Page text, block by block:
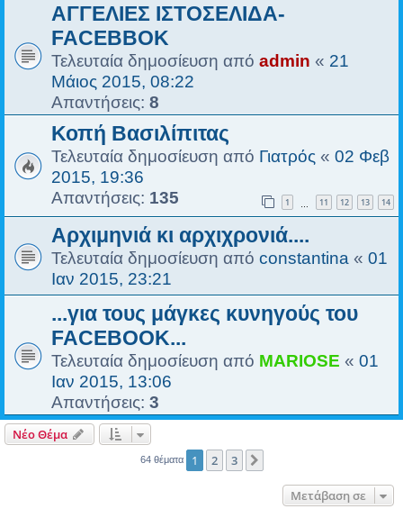
ΑΓΓΕΛΙΕΣ ΙΣΤΟΣΕΛΙΔΑ-
FACEBBOK
Τελευταία δημοσίευση από admin « 21
Μάιος 2015, 08:22
Απαντήσεις: 8
Κοπή Βασιλίπιτας
Τελευταία δημοσίευση από Γιατρός « 02 Φεβ
2015, 19:36
Απαντήσεις: 135 1 11 12 13 14
Αρχιμηνιά κι αρχιχρονιά....
Τελευταία δημοσίευση από constantina « 01
Ιαν 2015, 23:21
...για τους μάγκες κυνηγούς του
FACEBOOK...
Τελευταία δημοσίευση από MARIOSE « 01
Ιαν 2015, 13:06
Απαντήσεις: 3
Νέο Θέμα
64 θέματα 1 2 3
Μετάβαση σε